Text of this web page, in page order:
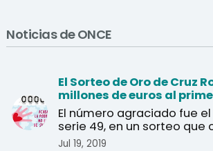
Noticias de ONCE
El Sorteo de Oro de Cruz
millones de euros al
El número agraciado fue el
serie 49, en un sorteo que
40 años.
Jul 19, 2019